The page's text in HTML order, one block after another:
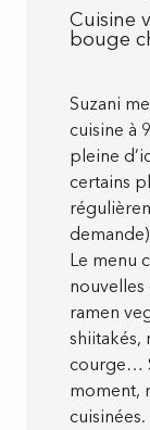
Cuisine
bouge
Suzani
cuisine à
pleine
certains
Le menu
nouvelles
ramen
shiitakés,
courge…
moment,
cuisinées.